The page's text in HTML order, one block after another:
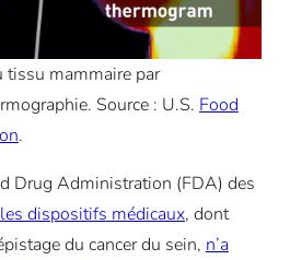
tissu mammaire par
Source : U.S. Food
.
Drug Administration (FDA) des
dispositifs médicaux, dont
du cancer du sein, n’a